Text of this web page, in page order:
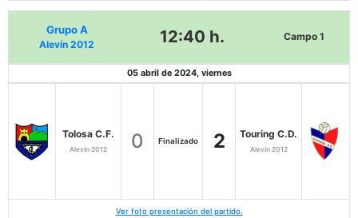
Grupo A
Alevín 2012 12:40 h. Campo 1
05 abril de 2024, viernes
Tolosa C.F.
Alevín 2012 0 Finalizado 2 Touring C.D.
Alevín 2012
Ver foto presentación del partido.